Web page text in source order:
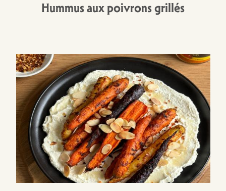
Hummus aux poivrons grillés